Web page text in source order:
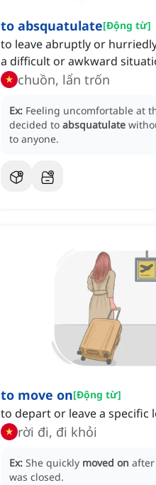
to absquatulate[Động từ]
to leave abruptly or
a difficult or awkward
chuồn, lẩn trốn
Ex: Feeling uncomfortable at
decided to absquatulate
to anyone.
to move on[Động từ]
to depart or leave a specific
rời đi, đi khỏi
Ex: She quickly moved on
was closed.